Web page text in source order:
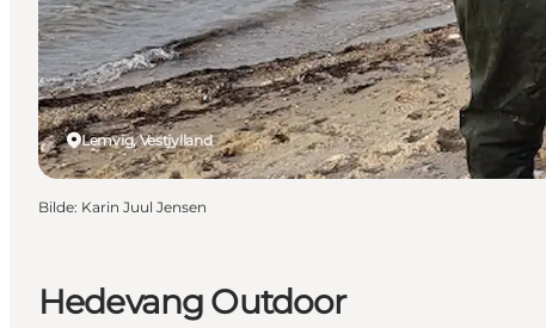
Hedevang Outdoor
Lemvig, Vestjylland
Bilde: Karin Juul Jensen